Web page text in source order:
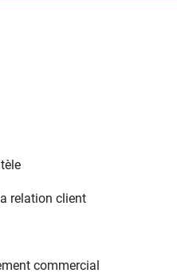
relation client
commercial